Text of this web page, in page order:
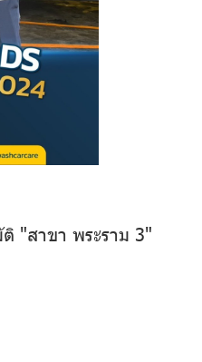
"สาขา พระราม 3"